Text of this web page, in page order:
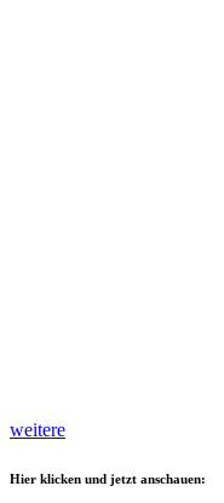
weitere
Hier klicken und jetzt anschauen: